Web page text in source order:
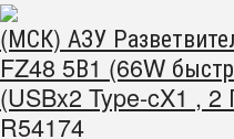
(МСК) АЗУ
FZ48 5В1 (66W
(USBx2 Type-cX1 , 2
R54174